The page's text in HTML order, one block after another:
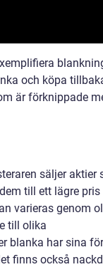
och köpa
är förknippade
säljer aktier
till ett lägre pris
varieras genom
till olika
blanka har sina
finns också